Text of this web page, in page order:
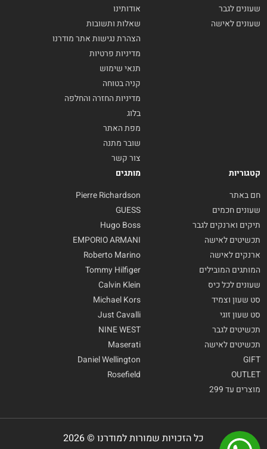
שעונים לגבר
שעונים לאישה
אודותינו
שאלות ותשובות
הצהרת נגישות אתר מודרנו
מדיניות פרטיות
תנאי שימוש
קניה בטוחה
מדיניות החזרה והחלפה
בלוג
מפת האתר
שובר מתנה
צור קשר
קטגוריות
חם באתר
שעונים חכמים
תיקים וארנקים לגבר
תכשיטים לאישה
ארנקים לאישה
המותגים המובילים
שעונים לכל כיס
סט שעון וצמיד
סט שעון זוגי
תכשיטים לגבר
תכשיטים לאישה
GIFT
OUTLET
מוצרים עד 299
מותגים
Pierre Richardson
GUESS
Hugo Boss
EMPORIO ARMANI
Roberto Marino
Tommy Hilfiger
Calvin Klein
Michael Kors
Just Cavalli
NINE WEST
Maserati
Daniel Wellington
Rosefield
כל הזכויות שמורות למודרנו © 2026